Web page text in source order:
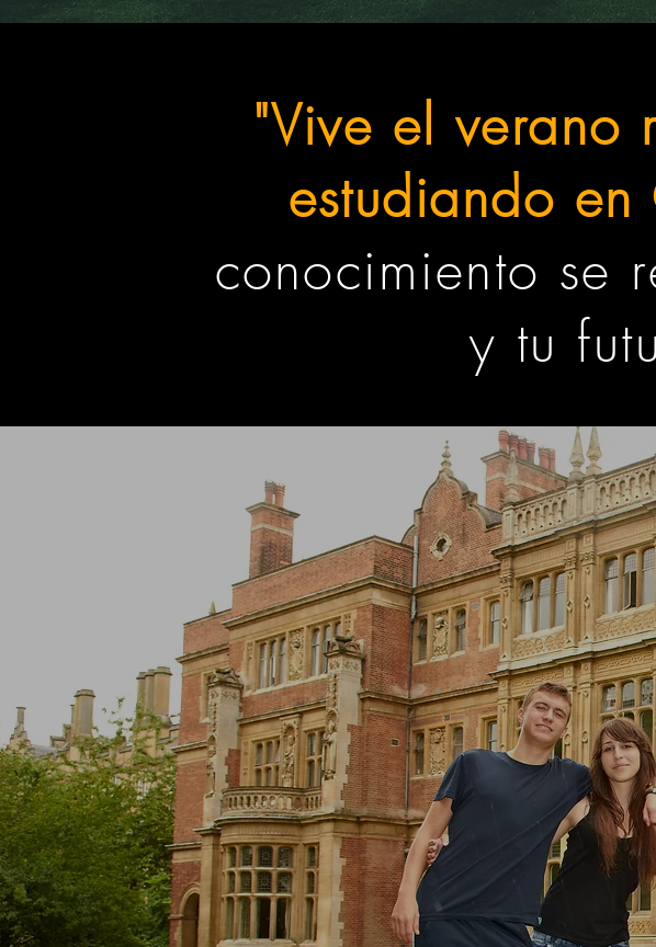
"Vive el verano
estudiando
conocimiento se
y tu